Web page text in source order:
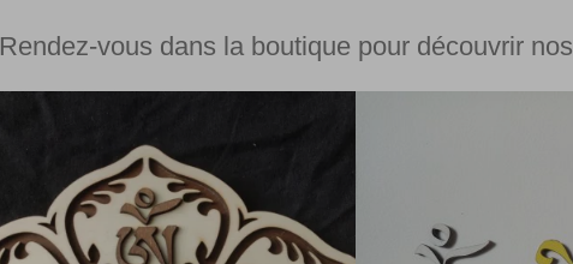
Rendez-vous dans la boutique pour découvrir nos